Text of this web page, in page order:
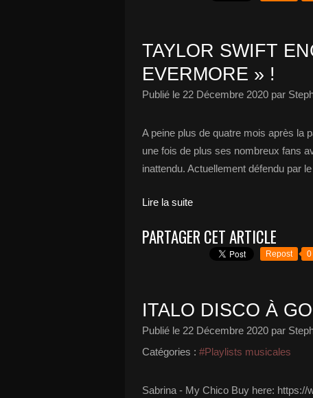
TAYLOR SWIFT
EVERMORE » !
Publié le 22 Décembre 2020 par
A peine plus de quatre mois après la
une fois de plus ses nombreux fans
inattendu. Actuellement défendu par
Lire la suite
PARTAGER CET ARTICLE
Repost 0
ITALO DISCO À
Publié le 22 Décembre 2020 par
Catégories : #Playlists musicales
Sabrina - My Chico Buy here: